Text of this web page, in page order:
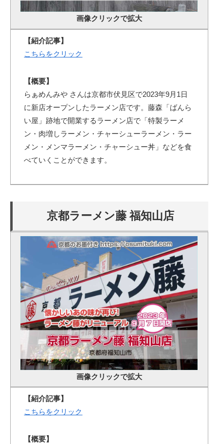
画像クリックで拡大
【紹介記事】
こちらをクリック
【概要】
らぁめんみや さんは京都市伏見区で2023年9月1日
に新店オープンしたラーメン店です。藤森「ばんら
い屋」跡地で開業するラーメン店で「特製ラーメ
ン・肉増しラーメン・チャーシューラーメン・ラー
メン・メンマラーメン・チャーシュー丼」などを食
べていくことができます。
京都ラーメン藤 福知山店
画像クリックで拡大
【紹介記事】
こちらをクリック
【概要】